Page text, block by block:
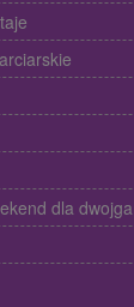
dla dwojga